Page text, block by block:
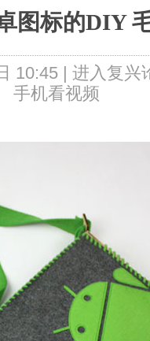
图标的DIY
10:45 | 进入复兴
手机看视频